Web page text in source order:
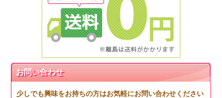
お問い合わせ
少しでも興味をお持ちの方はお気軽にお問い合わせください